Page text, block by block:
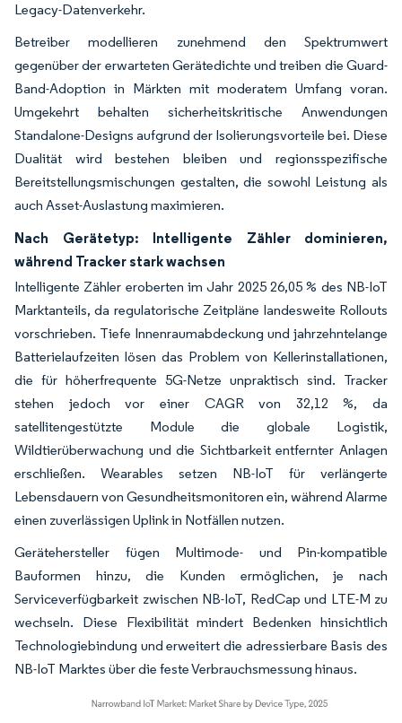
Legacy-Datenverkehr.
Betreiber modellieren zunehmend den Spektrumwert
gegenüber der erwarteten Gerätedichte und treiben die Guard-
Band-Adoption in Märkten mit moderatem Umfang voran.
Umgekehrt behalten sicherheitskritische Anwendungen
Standalone-Designs aufgrund der Isolierungsvorteile bei. Diese
Dualität wird bestehen bleiben und regionsspezifische
Bereitstellungsmischungen gestalten, die sowohl Leistung als
auch Asset-Auslastung maximieren.
Nach Gerätetyp: Intelligente Zähler dominieren,
während Tracker stark wachsen
Intelligente Zähler eroberten im Jahr 2025 26,05 % des NB-IoT
Marktanteils, da regulatorische Zeitpläne landesweite Rollouts
vorschrieben. Tiefe Innenraumabdeckung und jahrzehntelange
Batterielaufzeiten lösen das Problem von Kellerinstallationen,
die für höherfrequente 5G-Netze unpraktisch sind. Tracker
stehen jedoch vor einer CAGR von 32,12 %, da
satellitengestützte Module die globale Logistik,
Wildtierüberwachung und die Sichtbarkeit entfernter Anlagen
erschließen. Wearables setzen NB-IoT für verlängerte
Lebensdauern von Gesundheitsmonitoren ein, während Alarme
einen zuverlässigen Uplink in Notfällen nutzen.
Gerätehersteller fügen Multimode- und Pin-kompatible
Bauformen hinzu, die Kunden ermöglichen, je nach
Serviceverfügbarkeit zwischen NB-IoT, RedCap und LTE-M zu
wechseln. Diese Flexibilität mindert Bedenken hinsichtlich
Technologiebindung und erweitert die adressierbare Basis des
NB-IoT Marktes über die feste Verbrauchsmessung hinaus.